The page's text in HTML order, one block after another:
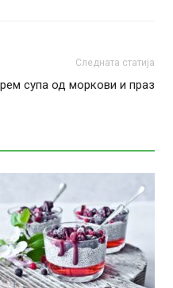
Следната статија
супа од моркови и праз